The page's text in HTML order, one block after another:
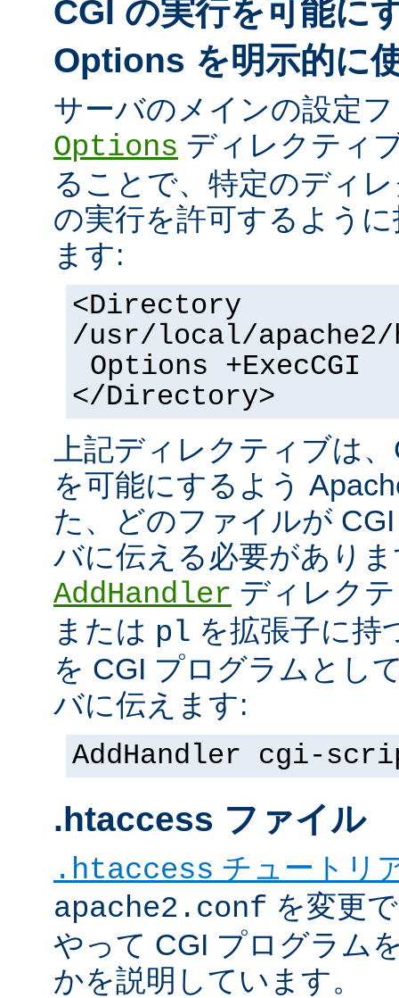
CGI の実行を可能に
Options を明示的に
サーバのメインの設定
Options ディレクティ
ることで、特定のディ
の実行を許可するよう
ます:
<Directory
/usr/local/apache2/
Options +ExecCGI
</Directory>
上記ディレクティブは
を可能にするよう
た、どのファイルが
バに伝える必要があり
AddHandler ディレク
または pl を拡張子に持
を CGI プログラムとし
バに伝えます:
AddHandler cgi-
.htaccess ファイル
.htaccess チュートリ
apache2.conf を変更
やって CGI プログラム
かを説明しています。